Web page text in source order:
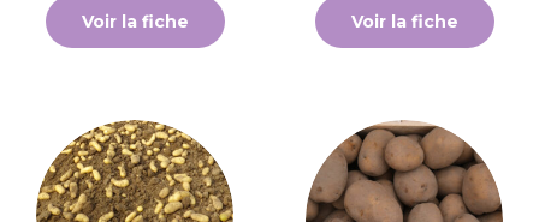
Voir la fiche Voir la fiche